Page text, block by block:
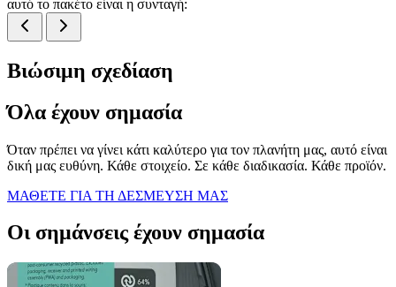
αυτό το πακέτο είναι η συνταγή:
Βιώσιμη σχεδίαση
Όλα έχουν σημασία
Όταν πρέπει να γίνει κάτι καλύτερο για τον πλανήτη μας, αυτό είναι
δική μας ευθύνη. Κάθε στοιχείο. Σε κάθε διαδικασία. Κάθε προϊόν.
ΜΑΘΕΤΕ ΓΙΑ ΤΗ ΔΕΣΜΕΥΣΗ ΜΑΣ
Οι σημάνσεις έχουν σημασία